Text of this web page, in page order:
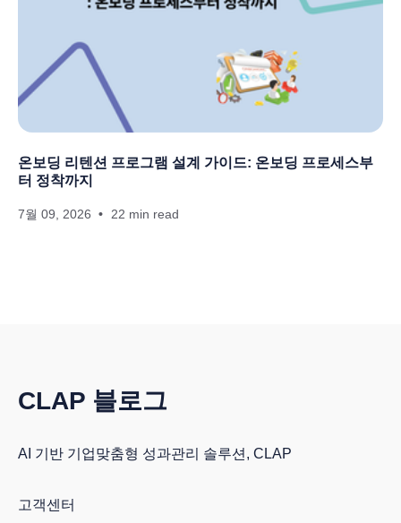
온보딩 리텐션 프로그램 설계 가이드: 온보딩 프로세스부
터 정착까지
7월 09, 2026 22 min read
CLAP 블로그
AI 기반 기업맞춤형 성과관리 솔루션, CLAP
고객센터